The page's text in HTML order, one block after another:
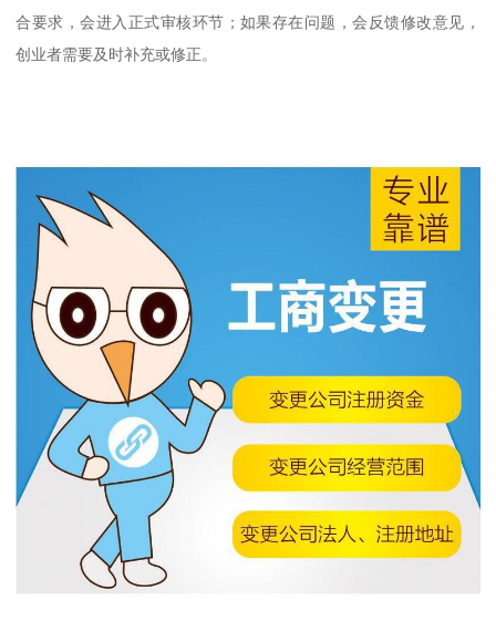
合要求，会进入正式审核环节；如果存在问题，会反馈修改意见，
创业者需要及时补充或修正。